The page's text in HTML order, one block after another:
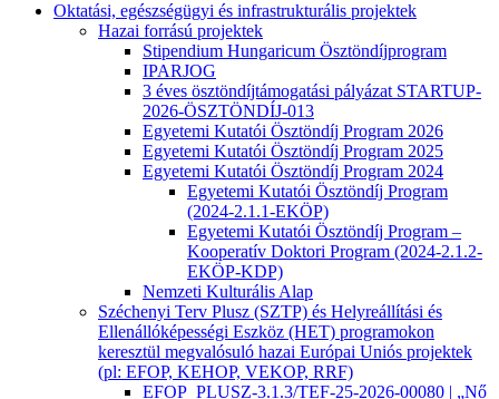
Oktatási, egészségügyi és infrastrukturális projektek
Hazai forrású projektek
Stipendium Hungaricum Ösztöndíjprogram
IPARJOG
3 éves ösztöndíjtámogatási pályázat STARTUP-
2026-ÖSZTÖNDÍJ-013
Egyetemi Kutatói Ösztöndíj Program 2026
Egyetemi Kutatói Ösztöndíj Program 2025
Egyetemi Kutatói Ösztöndíj Program 2024
Egyetemi Kutatói Ösztöndíj Program
(2024-2.1.1-EKÖP)
Egyetemi Kutatói Ösztöndíj Program –
Kooperatív Doktori Program (2024-2.1.2-
EKÖP-KDP)
Nemzeti Kulturális Alap
Széchenyi Terv Plusz (SZTP) és Helyreállítási és
Ellenállóképességi Eszköz (HET) programokon
keresztül megvalósuló hazai Európai Uniós projektek
(pl: EFOP, KEHOP, VEKOP, RRF)
EFOP_PLUSZ-3.1.3/TEF-25-2026-00080 | „Nő